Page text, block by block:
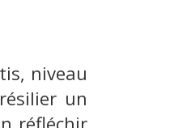
niveau
un